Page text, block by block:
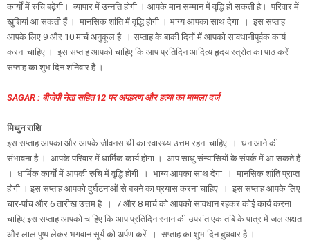
कार्यों में रुचि बढ़ेगी। व्यापार में उन्नति होगी । आपके मान सम्मान में वृद्धि हो सकती है। परिवार में
खुशियां आ सकती हैं । मानसिक शांति में वृद्धि होगी । भाग्य आपका साथ देगा । इस सप्ताह
आपके लिए 9 और 10 मार्च अनुकूल है । सप्ताह के बाकी दिनों में आपको सावधानीपूर्वक कार्य
करना चाहिए । इस सप्ताह आपको चाहिए कि आप प्रतिदिन आदित्य हृदय स्त्रोत का पाठ करें
सप्ताह का शुभ दिन शनिवार है ।
SAGAR : बीजेपी नेता सहित 12 पर अपहरण और हत्या का मामला दर्ज
मिथुन राशि
इस सप्ताह आपका और आपके जीवनसाथी का स्वास्थ्य उत्तम रहना चाहिए । धन आने की
संभावना है । आपके परिवार में धार्मिक कार्य होगा । आप साधु संन्यासियों के संपर्क में आ सकते हैं
। धार्मिक कार्यों में आपकी रुचि में वृद्धि होगी । भाग्य आपका साथ देगा । मानसिक शांति प्राप्त
होगी । इस सप्ताह आपको दुर्घटनाओं से बचने का प्रयास करना चाहिए । इस सप्ताह आपके लिए
चार-पांच और 6 तारीख उत्तम है । 7 और 8 मार्च को आपको सावधान रहकर कोई कार्य करना
चाहिए इस सप्ताह आपको चाहिए कि आप प्रतिदिन स्नान की उपरांत एक तांबे के पात्र में जल अक्षत
और लाल पुष्प लेकर भगवान सूर्य को अर्पण करें । सप्ताह का शुभ दिन बुधवार है ।